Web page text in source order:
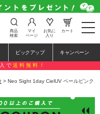
t
o
e
n
a
a
商品
検索
マイ
ページ
お気に
入り
カート
ピックアップ キャンペーン
で 送料無料！
> Neo Sight 1day CielUV ペールピンク